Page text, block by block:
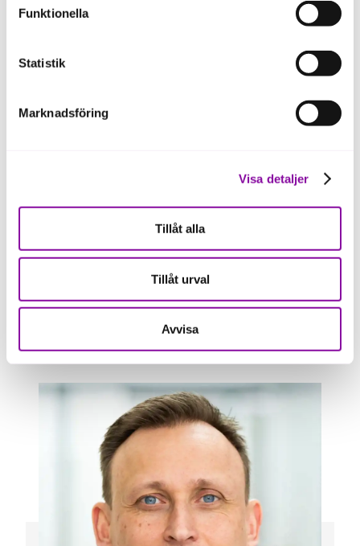
ska fungera se mer under inställningar.
Funktionella
Statistik
Marknadsföring
Visa detaljer
Tillåt alla
Tillåt urval
Avvisa
Niklas Fohlin, rådgivare
niklas.fohlin@almi.se